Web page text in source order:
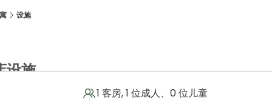
1 客房, 1 位成人、0 位儿童
设施
设施
，回到您在河内盛捷西点服务公寓的家中放松身心并且恢复